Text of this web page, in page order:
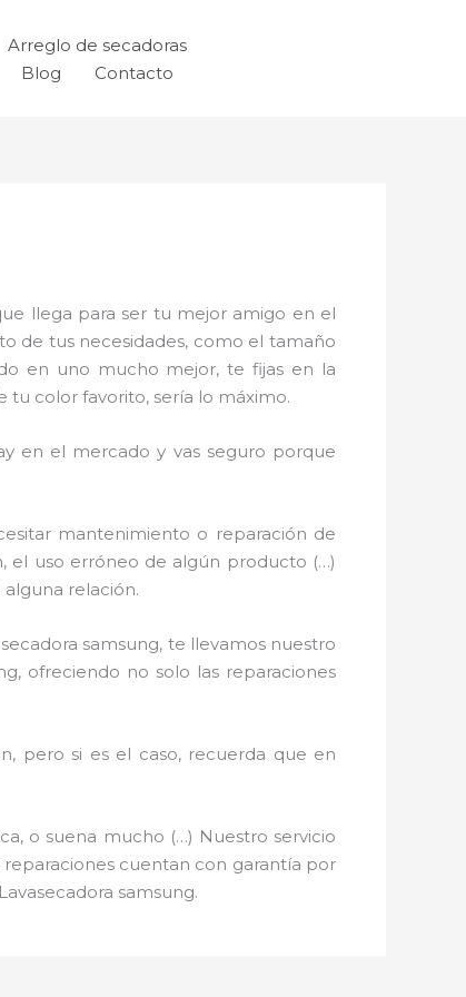
Arreglo de secadoras
Blog Contacto
llega para ser tu mejor amigo en el
de tus necesidades, como el tamaño
en uno mucho mejor, te fijas en la
tu color favorito, sería lo máximo.
en el mercado y vas seguro porque
mantenimiento o reparación de
el uso erróneo de algún producto (…)
relación.
samsung, te llevamos nuestro
ofreciendo no solo las reparaciones
pero si es el caso, recuerda que en
o suena mucho (…) Nuestro servicio
reparaciones cuentan con garantía por
samsung.